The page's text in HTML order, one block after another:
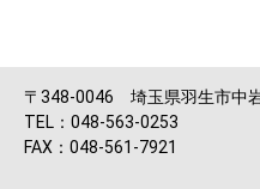
〒348-0046 埼玉県羽生市中
TEL：048-563-0253
FAX：048-561-7921